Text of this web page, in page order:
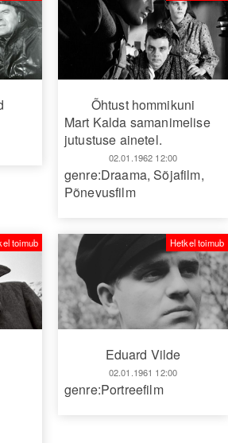
Õhtust hommikuni
Mart Kalda samanimelise
jutustuse ainetel.
02.01.1962 12:00
genre:Draama,Sõjafilm,
Põnevusfilm
toimub
Eduard Vilde
02.01.1961 12:00
Hetkel toimub
genre:Portreefilm